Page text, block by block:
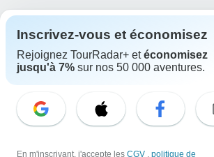
Inscrivez-vous et économisez
Rejoignez TourRadar+ etéconomisez
jusqu'à 7% sur nos 50 000 aventures.
En m'inscrivant, j'accepte les CGV , politique de